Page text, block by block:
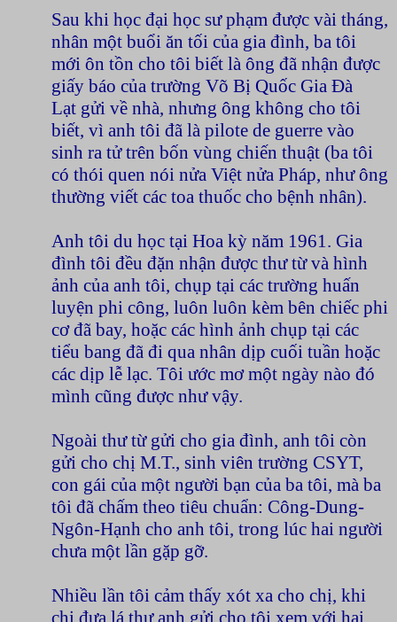
Sau khi học đại học sư phạm được vài tháng,
nhân một buổi ăn tối của gia đình, ba tôi
mới ôn tồn cho tôi biết là ông đã nhận được
giấy báo của trường Võ Bị Quốc Gia Đà
Lạt gửi về nhà, nhưng ông không cho tôi
biết, vì anh tôi đã là pilote de guerre vào
sinh ra tử trên bốn vùng chiến thuật (ba tôi
có thói quen nói nửa Việt nửa Pháp, như ông
thường viết các toa thuốc cho bệnh nhân).
Anh tôi du học tại Hoa kỳ năm 1961. Gia
đình tôi đều đặn nhận được thư từ và hình
ảnh của anh tôi, chụp tại các trường huấn
luyện phi công, luôn luôn kèm bên chiếc phi
cơ đã bay, hoặc các hình ảnh chụp tại các
tiểu bang đã đi qua nhân dịp cuối tuần hoặc
các dịp lễ lạc. Tôi ước mơ một ngày nào đó
mình cũng được như vậy.
Ngoài thư từ gửi cho gia đình, anh tôi còn
gửi cho chị M.T., sinh viên trường CSYT,
con gái của một người bạn của ba tôi, mà ba
tôi đã chấm theo tiêu chuẩn: Công-Dung-
Ngôn-Hạnh cho anh tôi, trong lúc hai người
chưa một lần gặp gỡ.
Nhiều lần tôi cảm thấy xót xa cho chị, khi
chị đưa lá thư anh gửi cho tôi xem với hai